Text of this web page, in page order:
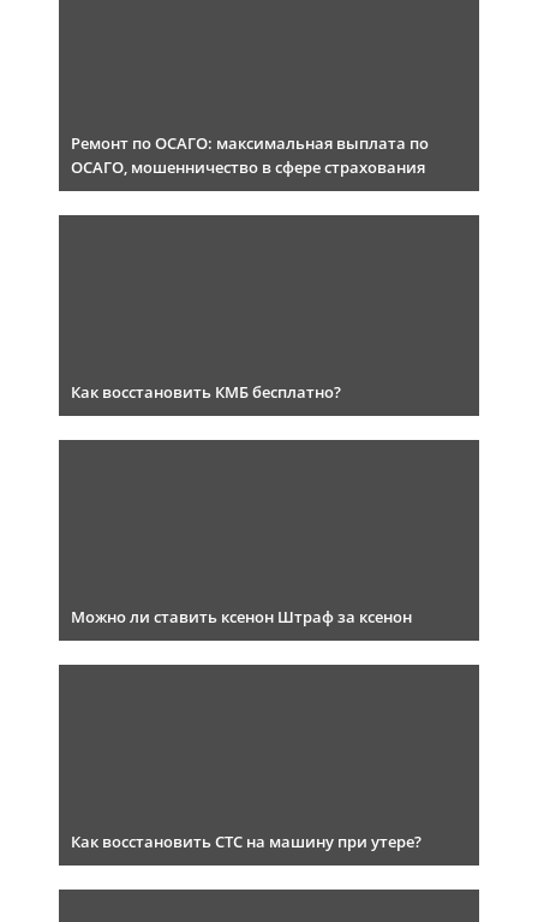
Ремонт по ОСАГО: максимальная выплата по
ОСАГО, мошенничество в сфере страхования
Как восстановить КМБ бесплатно?
Можно ли ставить ксенон Штраф за ксенон
Как восстановить СТС на машину при утере?